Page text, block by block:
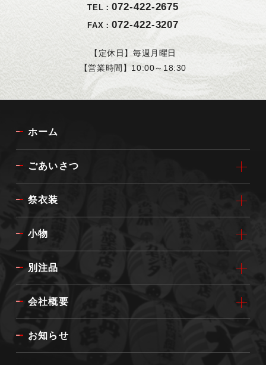
TEL：072-422-2675
FAX：072-422-3207
【定休日】毎週月曜日
【営業時間】10:00～18:30
ホーム
ごあいさつ
祭衣装
小物
別注品
会社概要
お知らせ